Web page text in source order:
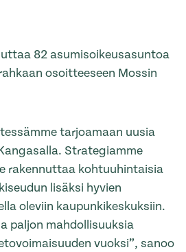
82 asumisoikeusasuntoa
osoitteeseen Mossin
tarjoamaan uusia
Strategiamme
rakennuttaa kohtuuhintaisia
lisäksi hyvien
oleviin kaupunkikeskuksiin.
paljon mahdollisuuksia
vuoksi”, sanoo